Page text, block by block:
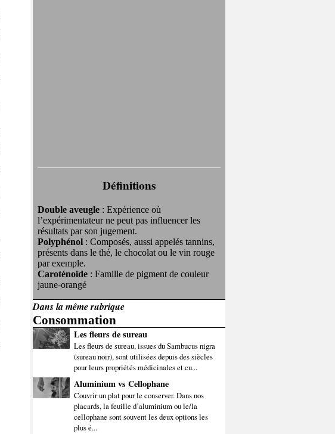
Définitions
Double aveugle : Expérience où
l’expérimentateur ne peut pas influencer les
résultats par son jugement.
Polyphénol : Composés, aussi appelés tannins,
présents dans le thé, le chocolat ou le vin rouge
par exemple.
Caroténoïde : Famille de pigment de couleur
jaune-orangé
Dans la même rubrique
Consommation
Les fleurs de sureau
Les fleurs de sureau, issues du Sambucus nigra
(sureau noir), sont utilisées depuis des siècles
pour leurs propriétés médicinales et cu...
Aluminium vs Cellophane
Couvrir un plat pour le conserver. Dans nos
placards, la feuille d’aluminium ou le/la
cellophane sont souvent les deux options les
plus é...